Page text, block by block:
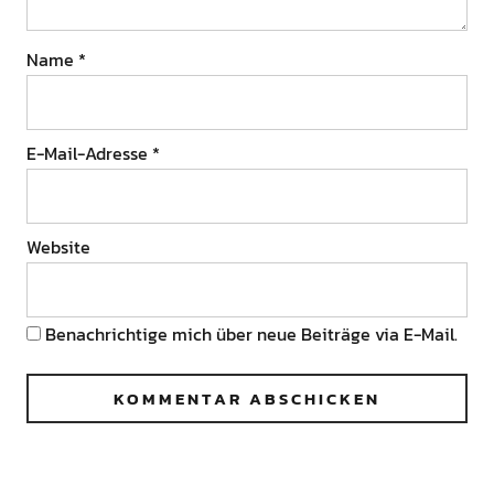
Name *
E-Mail-Adresse *
Website
Benachrichtige mich über neue Beiträge via E-Mail.